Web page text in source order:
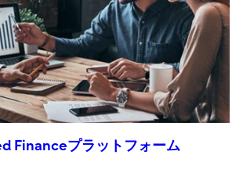
Financeプラットフォーム